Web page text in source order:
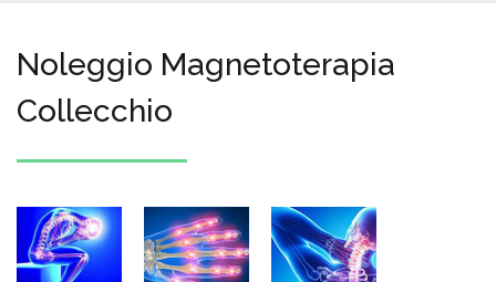
Noleggio Magnetoterapia
Collecchio